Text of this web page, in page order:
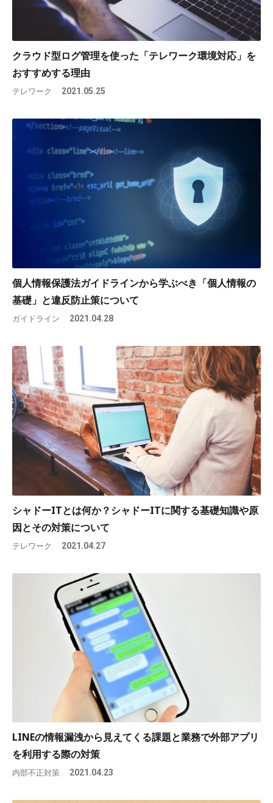
クラウド型ログ管理を使った「テレワーク環境対応」を
おすすめする理由
テレワーク 2021.05.25
個人情報保護法ガイドラインから学ぶべき「個人情報の
基礎」と違反防止策について
ガイドライン 2021.04.28
シャドーITとは何か？シャドーITに関する基礎知識や原
因とその対策について
テレワーク 2021.04.27
LINEの情報漏洩から見えてくる課題と業務で外部アプリ
を利用する際の対策
内部不正対策 2021.04.23